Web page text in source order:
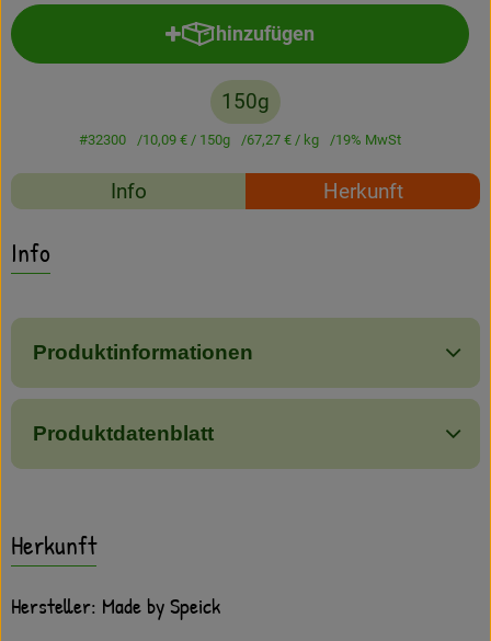
Gratis Ökokiste im Wert von 25 Euro
Veranstaltungen
Entdecken
Über uns
hinzufügen
Produkt zum Warenkorb
150g
#32300 10,09 € / 150g 67,27 € / kg 19% MwSt
Rezepte
Info Herkunft
Info
Produktinformationen
Produktdatenblatt
Herkunft
Hersteller: Made by Speick